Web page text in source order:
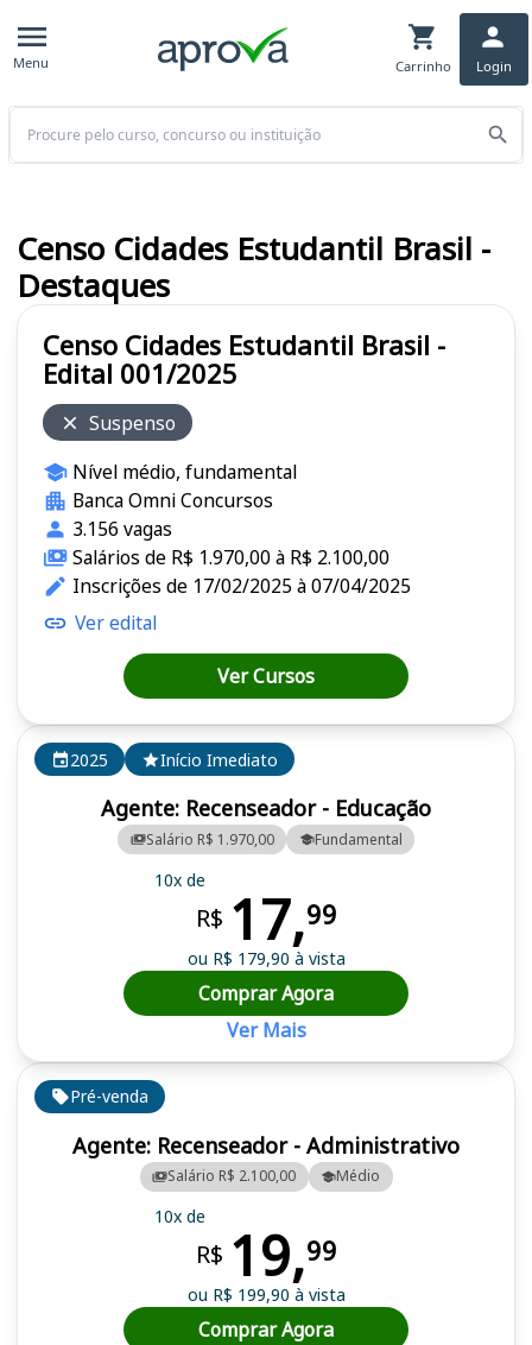
Menu Carrinho Login
Buscar
Pré-venda
Agente: Recenseador - Administrativo
Salário R$ 2.100,00 Médio
10x de
R$ 19,99
ou R$ 199,90 à vista
Comprar Agora
2025 Início Imediato
Agente: Recenseador - Educação
Salário R$ 1.970,00 Fundamental
10x de
R$ 17,99
ou R$ 179,90 à vista
Comprar Agora
Ver Mais
Censo Cidades Estudantil Brasil -
Edital 001/2025
Suspenso
Nível médio, fundamental
Banca Omni Concursos
3.156 vagas
Salários de R$ 1.970,00 à R$ 2.100,00
Inscrições de 17/02/2025 à 07/04/2025
Ver edital
Ver Cursos
Censo Cidades Estudantil Brasil -
Destaques